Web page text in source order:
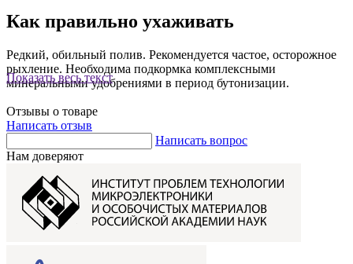
Показать весь текст
Как правильно ухаживать
Редкий, обильный полив. Рекомендуется частое, осторожное
рыхление. Необходима подкормка комплексными
минеральными удобрениями в период бутонизации.
Отзывы о товаре
Написать отзыв
Написать вопрос
Нам доверяют